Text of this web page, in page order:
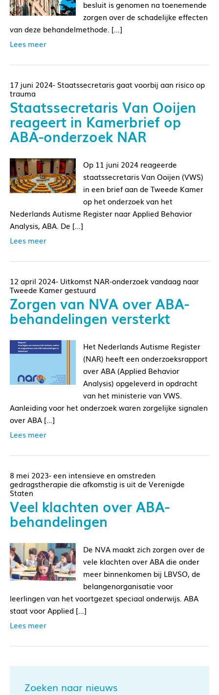
besluit is genomen na toenemende
zorgen over de schadelijke effecten
van deze behandelmethode. […]
Lees meer
17 juni 2024- Staatssecretaris gaat voorbij aan risico op
trauma
Staatssecretaris Van Ooijen
reageert in Kamerbrief op
ABA-onderzoek NAR
Op 11 juni 2024 reageerde
staatssecretaris Van Ooijen (VWS)
in een brief aan de Tweede Kamer
op het onderzoek van het
Nederlands Autisme Register naar Applied Behavior
Analysis, ABA. De […]
Lees meer
12 april 2024- Uitkomst NAR-onderzoek vandaag naar
Tweede Kamer gestuurd
Zorgen van NVA over ABA-
behandelingen versterkt
Het Nederlands Autisme Register
(NAR) heeft een onderzoeksrapport
over ABA (Applied Behavior
Analysis) opgeleverd in opdracht
van het ministerie van VWS.
Aanleiding voor het onderzoek waren zorgelijke signalen
over ABA […]
Lees meer
8 mei 2023- een intensieve en omstreden
gedragstherapie die afkomstig is uit de Verenigde
Staten
Veel klachten over ABA-
behandelingen
De NVA maakt zich zorgen over de
vele klachten over ABA die onder
meer binnenkomen bij LBVSO, de
belangenorganisatie voor
leerlingen van het voortgezet speciaal onderwijs. ABA
staat voor Applied […]
Lees meer
Zoeken naar nieuws